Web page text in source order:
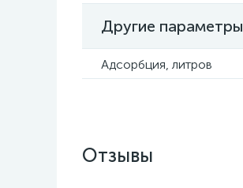
Другие параметры
Адсорбция, литров
Отзывы